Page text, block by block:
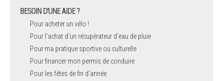
BESOIN D'UNE AIDE ?
Pour acheter un vélo !
Pour l'achat d’un récupérateur d’eau de pluie
Pour ma pratique sportive ou culturelle
Pour financer mon permis de conduire
Pour les fêtes de fin d'année